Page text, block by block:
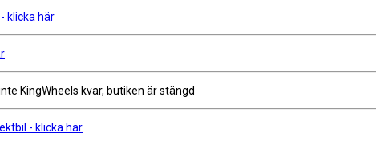
klicka här
KingWheels kvar, butiken är stängd
- klicka här